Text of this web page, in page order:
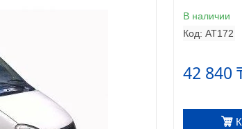
В наличии
Код: AT172
42 840